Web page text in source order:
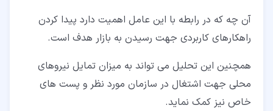
آن چه که در رابطه با این عامل اهمیت دارد پیدا کردن
راهکارهای کاربردی جهت رسیدن به بازار هدف است.
همچنین این تحلیل می تواند به میزان تمایل نیروهای
محلی جهت اشتغال در سازمان مورد نظر و پست های
خاص نیز کمک نماید.